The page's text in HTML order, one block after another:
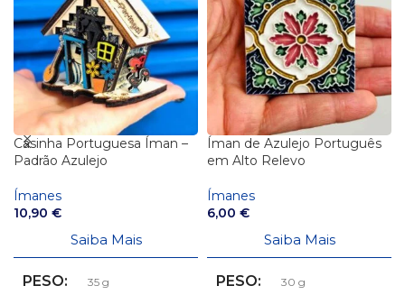
Casinha Portuguesa Íman –
Padrão Azulejo
Ímanes
10,90 €
Saiba Mais
PESO 35 g
Íman de Azulejo Português
em Alto Relevo
Ímanes
6,00 €
Saiba Mais
PESO 30 g